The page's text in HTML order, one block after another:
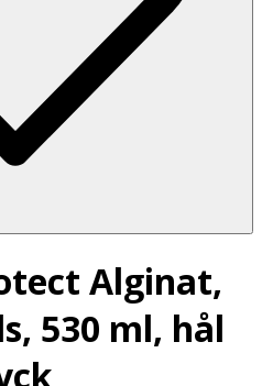
Alginat,
530 ml, hål